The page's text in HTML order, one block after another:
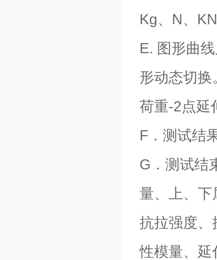
Kg、N、
E. 图形曲
形动态切
荷重-2点延
F．测试结
G．测试结
量、上、下
抗拉强度、
性模量、延